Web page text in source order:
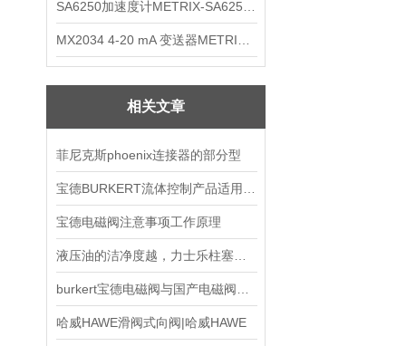
相关文章
菲尼克斯phoenix连接器的部分型
宝德电磁阀注意事项工作原理
哈威HAWE滑阀式向阀|哈威HAWE